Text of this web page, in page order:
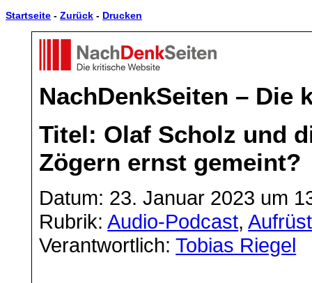
Startseite - Zurück - Drucken
NachDenkSeiten – Die
Titel: Olaf Scholz und
Zögern ernst gemeint?
Datum: 23. Januar 2023 um
Rubrik:Audio-Podcast,
Verantwortlich:Tobias Riegel